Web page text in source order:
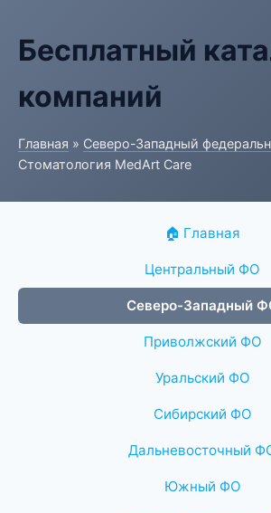
Бесплатный
компаний
Главная » Северо-Западный
Стоматология MedArt Care
🏠 Главная
Центральный ФО
Северо-Западный
Приволжский ФО
Уральский ФО
Сибирский ФО
Дальневосточный
Южный ФО